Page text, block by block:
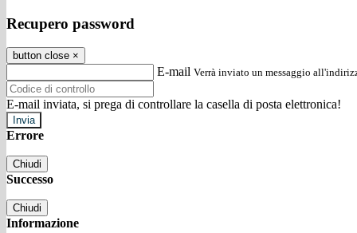
Recupero password
button close ×
E-mail Verrà inviato un messaggio
E-mail inviata, si prega di controllare la casella di posta elettronica!
Errore
Chiudi
Successo
Chiudi
Informazione